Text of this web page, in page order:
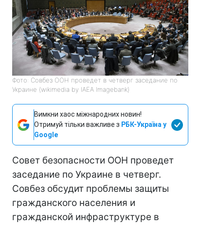
Фото: Совбез ООН проведет в четверг заседание по
Украине (wikimedia by IAEA Imagebank)
Вимкни хаос міжнародних новин!
Отримуй тільки важливе з РБК-Україна у
Google
Совет безопасности ООН проведет
заседание по Украине в четверг.
Совбез обсудит проблемы защиты
гражданского населения и
гражданской инфраструктуре в